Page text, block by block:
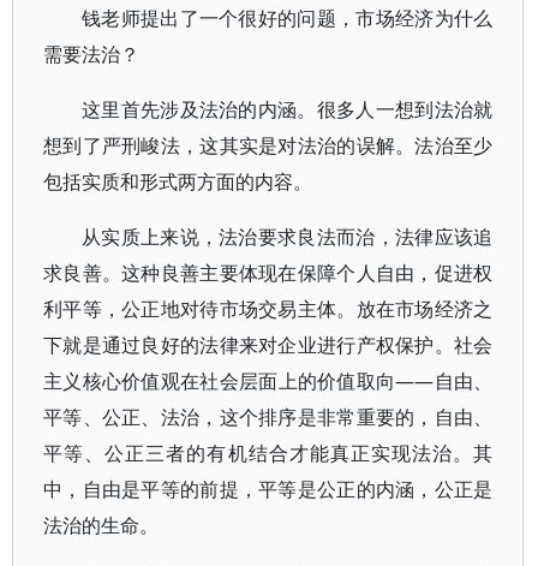
钱老师提出了一个很好的问题，市场经济为什么
需要法治？
这里首先涉及法治的内涵。很多人一想到法治就
想到了严刑峻法，这其实是对法治的误解。法治至少
包括实质和形式两方面的内容。
从实质上来说，法治要求良法而治，法律应该追
求良善。这种良善主要体现在保障个人自由，促进权
利平等，公正地对待市场交易主体。放在市场经济之
下就是通过良好的法律来对企业进行产权保护。社会
主义核心价值观在社会层面上的价值取向——自由、
平等、公正、法治，这个排序是非常重要的，自由、
平等、公正三者的有机结合才能真正实现法治。其
中，自由是平等的前提，平等是公正的内涵，公正是
法治的生命。